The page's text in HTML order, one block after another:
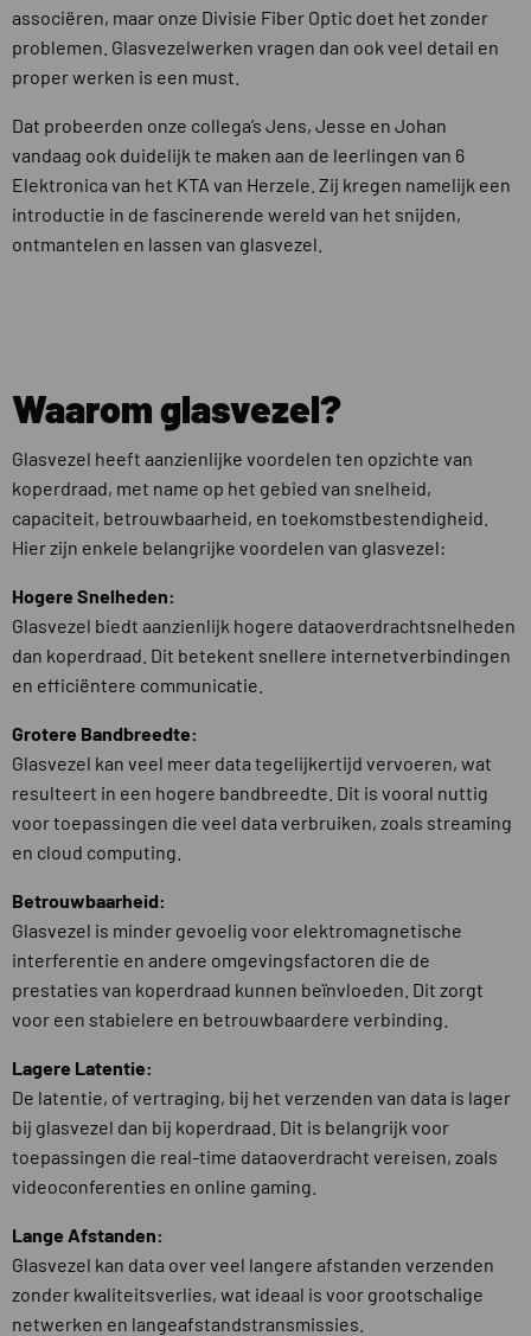
associëren, maar onze Divisie Fiber Optic doet het zonder
problemen. Glasvezelwerken vragen dan ook veel detail en
proper werken is een must.
Dat probeerden onze collega’s Jens, Jesse en Johan
vandaag ook duidelijk te maken aan de leerlingen van 6
Elektronica van het KTA van Herzele. Zij kregen namelijk een
introductie in de fascinerende wereld van het snijden,
ontmantelen en lassen van glasvezel.
Waarom glasvezel?
Glasvezel heeft aanzienlijke voordelen ten opzichte van
koperdraad, met name op het gebied van snelheid,
capaciteit, betrouwbaarheid, en toekomstbestendigheid.
Hier zijn enkele belangrijke voordelen van glasvezel:
Hogere Snelheden:
Glasvezel biedt aanzienlijk hogere dataoverdrachtsnelheden
dan koperdraad. Dit betekent snellere internetverbindingen
en efficiëntere communicatie.
Grotere Bandbreedte:
Glasvezel kan veel meer data tegelijkertijd vervoeren, wat
resulteert in een hogere bandbreedte. Dit is vooral nuttig
voor toepassingen die veel data verbruiken, zoals streaming
en cloud computing.
Betrouwbaarheid:
Glasvezel is minder gevoelig voor elektromagnetische
interferentie en andere omgevingsfactoren die de
prestaties van koperdraad kunnen beïnvloeden. Dit zorgt
voor een stabielere en betrouwbaardere verbinding.
Lagere Latentie:
De latentie, of vertraging, bij het verzenden van data is lager
bij glasvezel dan bij koperdraad. Dit is belangrijk voor
toepassingen die real-time dataoverdracht vereisen, zoals
videoconferenties en online gaming.
Lange Afstanden:
Glasvezel kan data over veel langere afstanden verzenden
zonder kwaliteitsverlies, wat ideaal is voor grootschalige
netwerken en langeafstandstransmissies.